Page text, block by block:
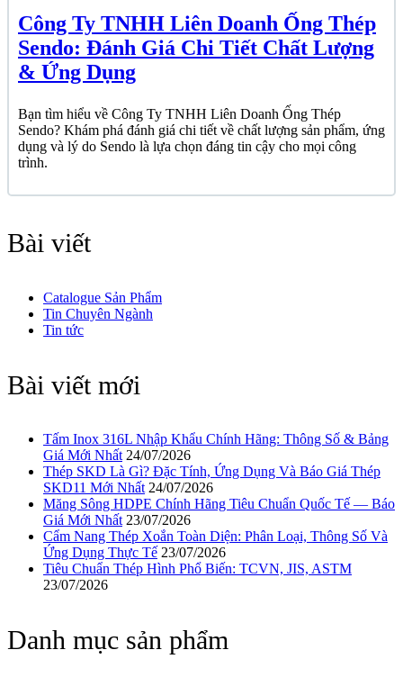
Công Ty TNHH Liên Doanh Ống Thép
Sendo: Đánh Giá Chi Tiết Chất Lượng
& Ứng Dụng
Bạn tìm hiểu về Công Ty TNHH Liên Doanh Ống Thép
Sendo? Khám phá đánh giá chi tiết về chất lượng sản phẩm, ứng
dụng và lý do Sendo là lựa chọn đáng tin cậy cho mọi công
trình.
Bài viết
Catalogue Sản Phẩm
Tin Chuyên Ngành
Tin tức
Bài viết mới
Tấm Inox 316L Nhập Khẩu Chính Hãng: Thông Số & Bảng
Giá Mới Nhất 24/07/2026
Thép SKD Là Gì? Đặc Tính, Ứng Dụng Và Báo Giá Thép
SKD11 Mới Nhất 24/07/2026
Măng Sông HDPE Chính Hãng Tiêu Chuẩn Quốc Tế — Báo
Giá Mới Nhất 23/07/2026
Cẩm Nang Thép Xoắn Toàn Diện: Phân Loại, Thông Số Và
Ứng Dụng Thực Tế 23/07/2026
Tiêu Chuẩn Thép Hình Phổ Biến: TCVN, JIS, ASTM
23/07/2026
Danh mục sản phẩm